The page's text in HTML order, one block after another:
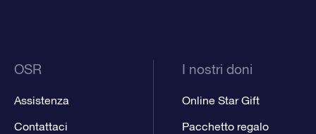
OSR
Assistenza
Contattaci
I nostri doni
Online Star Gift
Pacchetto regalo